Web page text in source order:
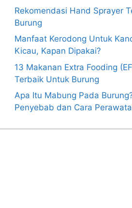
Rekomendasi Hand Sprayer
Burung
Manfaat Kerodong Untuk
Kicau, Kapan Dipakai?
13 Makanan Extra Fooding
Terbaik Untuk Burung
Apa Itu Mabung Pada
Penyebab dan Cara